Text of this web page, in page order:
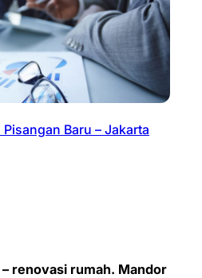
Baru – Jakarta
renovasi rumah. Mandor